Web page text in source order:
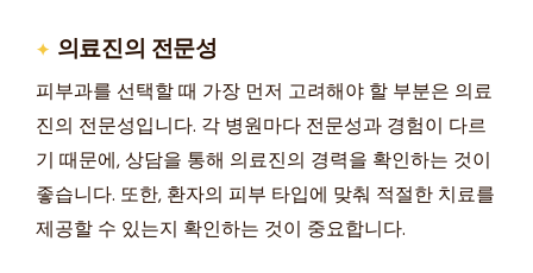
의료진의 전문성
피부과를 선택할 때 가장 먼저 고려해야 할 부분은 의료
진의 전문성입니다. 각 병원마다 전문성과 경험이 다르
기 때문에, 상담을 통해 의료진의 경력을 확인하는 것이
좋습니다. 또한, 환자의 피부 타입에 맞춰 적절한 치료를
제공할 수 있는지 확인하는 것이 중요합니다.